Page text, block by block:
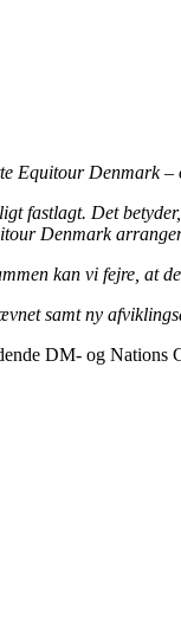
Equitour Denmark
fastlagt. Det
Denmark
kan vi fejre, at
samt ny
DM- og Nations